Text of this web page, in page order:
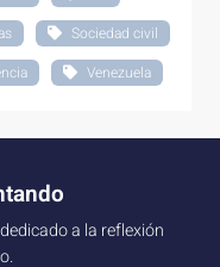
Sociedad civil
Venezuela
a la reflexión